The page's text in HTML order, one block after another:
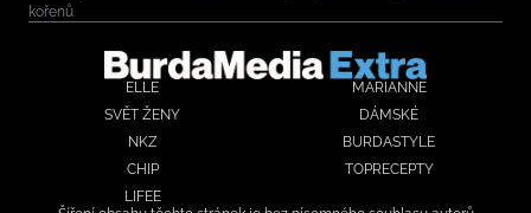
kořenů
ELLE
MARIANNE
SVĚT ŽENY
DÁMSKÉ
NKZ
BURDASTYLE
CHIP
TOPRECEPTY
LIFEE